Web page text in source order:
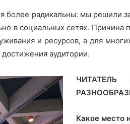
более радикальны: мы решили
в социальных сетях. Причина
и ресурсов, а для
аудитории.
Какое место